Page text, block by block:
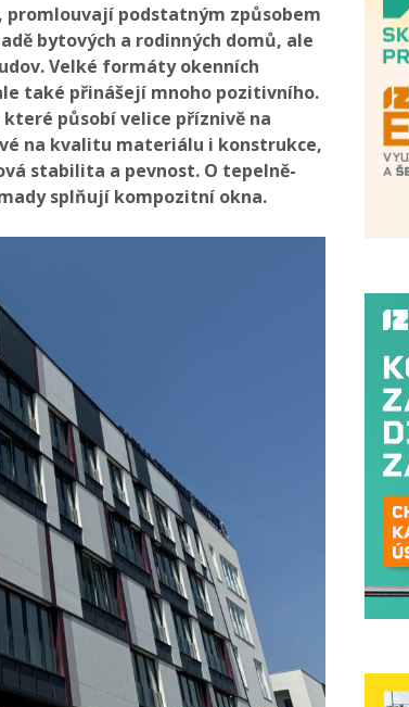
podstatným způsobem
bytových a rodinných domů, ale
Velké formáty okenních
také přinášejí mnoho pozitivního.
působí velice příznivě na
na kvalitu materiálu i konstrukce,
stabilita a pevnost. O tepelně-
splňují kompozitní okna.